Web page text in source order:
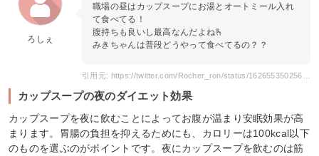
ろしぇ
職場の昼はカップスープにお湯とオートミール入れ
て食べてる！
腹持ちも良いし最高なんだよね🫰
みきちゃんは普段どうやって食べてるの？？
カップスープの夜のダイエット効果
カップスープを夜に飲むことによってお腹が温まり安眠効果が高
まります。胃腸の負担を抑えるためにも、カロリーは100kcal以下
のものを選ぶのがポイントです。夜にカップスープを飲むのは筋